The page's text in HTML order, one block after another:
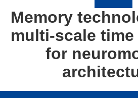
Memory
multi-scale
for